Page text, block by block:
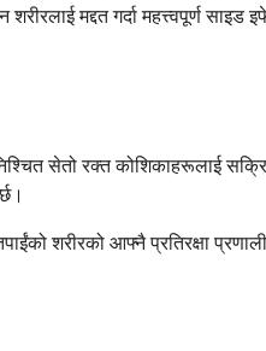
मद्दत गर्दा महत्त्वपूर्ण
सेतो रक्त कोशिकाहरूलाई
शरीरको आफ्नै प्रतिरक्षा